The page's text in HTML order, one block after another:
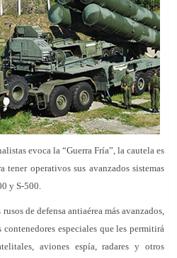
evoca la “Guerra Fría”, la cautela es
tener operativos sus avanzados sistemas
y S-500.
de defensa antiaérea más avanzados,
especiales que les permitirá
aviones espía, radares y otros